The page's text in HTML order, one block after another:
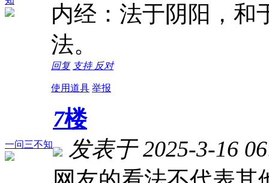
内经：法于阴阳，和
法。
回复 支持 反对
使用道具 举报
一问三不知
7楼
发表于 2025-3-16